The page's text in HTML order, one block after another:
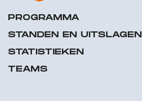
PROGRAMMA
STANDEN EN UITSLAGEN
STATISTIEKEN
TEAMS